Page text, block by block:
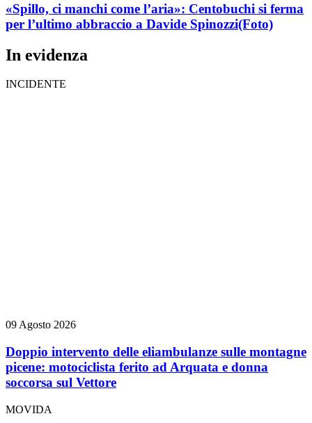
«Spillo, ci manchi come l’aria»: Centobuchi si ferma
per l’ultimo abbraccio a Davide Spinozzi(Foto)
In evidenza
INCIDENTE
09 Agosto 2026
Doppio intervento delle eliambulanze sulle montagne
picene: motociclista ferito ad Arquata e donna
soccorsa sul Vettore
MOVIDA